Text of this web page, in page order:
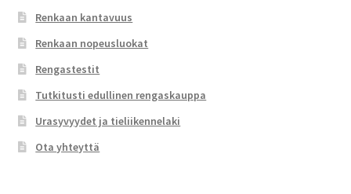
Renkaan kantavuus
Renkaan nopeusluokat
Rengastestit
Tutkitusti edullinen rengaskauppa
Urasyvyydet ja tieliikennelaki
Ota yhteyttä